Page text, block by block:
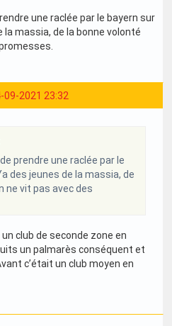
une raclée par le bayern sur
la massia, de la bonne volonté
09-2021 23:32
prendre une raclée par le
des jeunes de la massia, de
ne vit pas avec des
club de seconde zone en
un palmarès conséquent et
c’était un club moyen en